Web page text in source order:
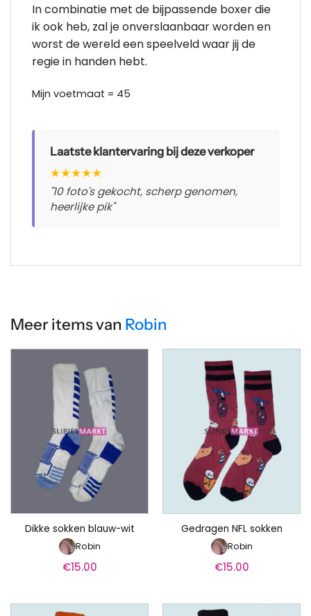
In combinatie met de bijpassende boxer die
ik ook heb, zal je onverslaanbaar worden en
worst de wereld een speelveld waar jij de
regie in handen hebt.
Mijn voetmaat = 45
Laatste klantervaring bij deze verkoper
★★★★★
"10 foto's gekocht, scherp genomen,
heerlijke pik"
Meer items van Robin
Dikke sokken blauw-wit
Robin
€15.00
Gedragen NFL sokken
Robin
€15.00